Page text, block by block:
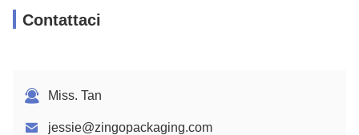
Contattaci
Miss. Tan
jessie@zingopackaging.com